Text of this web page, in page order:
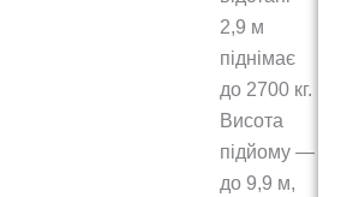
2,9 м
піднімає
до 2700 кг.
Висота
підйому —
до 9,9 м,